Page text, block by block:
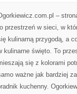
–
przestrzeń w sieci, w
kulinarną przygodą, a
kulinarne święto. To
się z kolorami
ważne jak bardziej
kuchenny.